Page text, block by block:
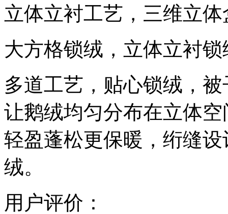
立体立衬工艺，三维立
大方格锁绒，立体立衬
多道工艺，贴心锁绒，
让鹅绒均匀分布在立体
轻盈蓬松更保暖，绗缝
绒。
用户评价：